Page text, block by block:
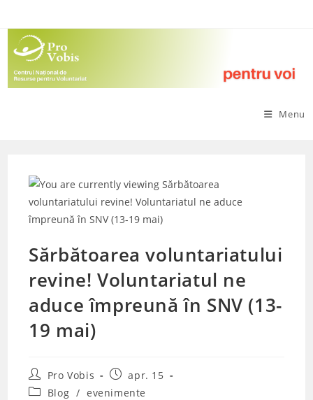
to
content
Menu
Sărbătoarea voluntariatului
revine! Voluntariatul ne
aduce împreună în SNV (13-
19 mai)
Post
author:
Pro Vobis
Post
published:
apr. 15
PostBlog / evenimente